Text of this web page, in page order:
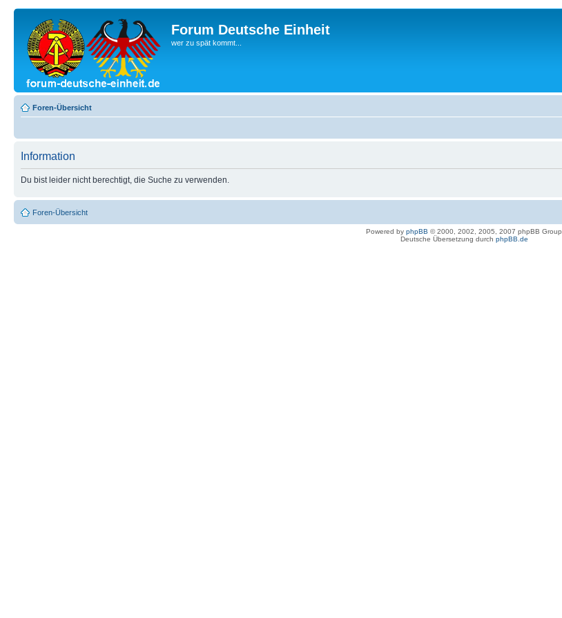
Forum Deutsche Einheit
wer zu spät kommt...
Foren-Übersicht
Information
Du bist leider nicht berechtigt, die Suche zu verwenden.
Foren-Übersicht
Powered by phpBB © 2000, 2002, 2005, 2007 phpBB Group
Deutsche Übersetzung durch phpBB.de